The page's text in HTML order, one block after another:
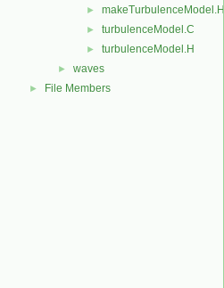
► makeTurbulenceModel.H
► turbulenceModel.C
► turbulenceModel.H
► waves
► File Members